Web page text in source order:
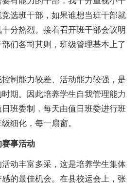
选班干部，如果谁想当班干部就
分热烈。接着召开班干部会议明
们各司其则，班级管理基本上了
能力较差、活动能力较强，是
期。因此培养学生自我管理能力
班委制，每天由值日班委进行班
细化，每一扇窗。
事活动
丰富多采，这是培养学生集体
的最佳机会。在县校运会上，张